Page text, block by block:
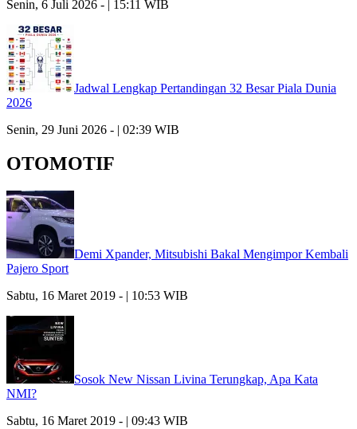
Senin, 6 Juli 2026 - | 15:11 WIB
Jadwal Lengkap Pertandingan 32 Besar Piala Dunia
2026
Senin, 29 Juni 2026 - | 02:39 WIB
OTOMOTIF
Demi Xpander, Mitsubishi Bakal Mengimpor Kembali
Pajero Sport
Sabtu, 16 Maret 2019 - | 10:53 WIB
Sosok New Nissan Livina Terungkap, Apa Kata
NMI?
Sabtu, 16 Maret 2019 - | 09:43 WIB